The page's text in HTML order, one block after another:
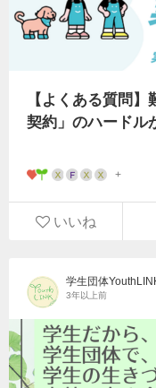
【よくある質問
契約」のハードル
いいね
学生団体
3年以上前